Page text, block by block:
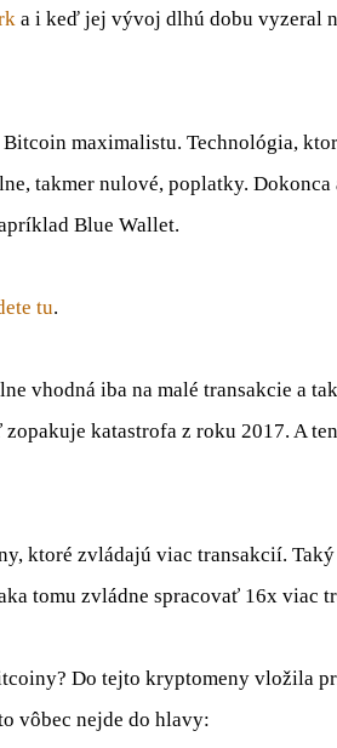
a i keď jej vývoj dlhú dobu vyzeral
maximalistu. Technológia,
takmer nulové, poplatky. Dokonca
Blue Wallet.
tu.
vhodná iba na malé transakcie a
katastrofa z roku 2017. A
ktoré zvládajú viac transakcií.
tomu zvládne spracovať 16x viac
Do tejto kryptomeny vložila
vôbec nejde do hlavy: